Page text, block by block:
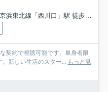
京浜東北線「西川口」駅 徒歩18分
契約で視聴可能です。単身者限
新しい生活のスター... もっと見